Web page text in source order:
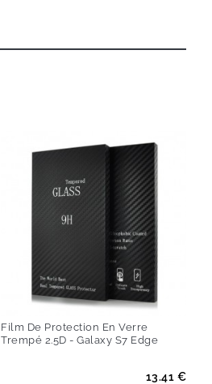
Film De Protection En Verre
Trempé 2.5D - Galaxy S7 Edge
13.41 €